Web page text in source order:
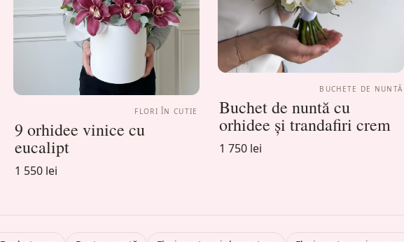
FLORI ÎN CUTIE
9 orhidee vinice cu
eucalipt
1 550 lei
BUCHETE DE NUNTĂ
Buchet de nuntă cu
orhidee și trandafiri crem
1 750 lei